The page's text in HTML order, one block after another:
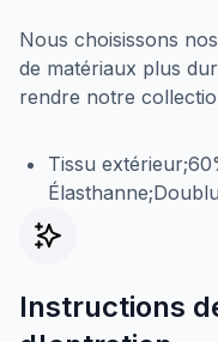
Nous choisissons
de matériaux plus
rendre notre
Tissu
Instructions